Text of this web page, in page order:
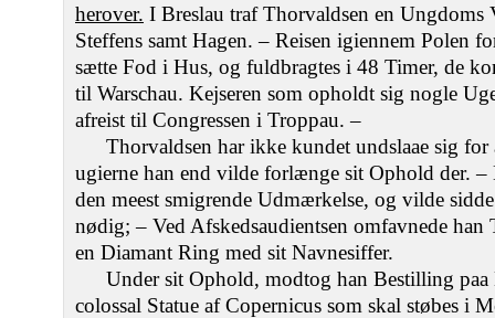
herover. I Breslau traf Thorvaldsen en Ungdoms
Steffens samt Hagen. – Reisen igiennem Polen
sætte Fod i Hus, og fuldbragtes i 48 Timer, de
til Warschau. Kejseren som opholdt sig nogle
afreist til Congressen i Troppau. –
Thorvaldsen har ikke kundet undslaae sig
ugierne han end vilde forlænge sit Ophold der. –
den meest smigrende Udmærkelse, og vilde
nødig; – Ved Afskedsaudientsen omfavnede
en Diamant Ring med sit Navnesiffer.
Under sit Ophold, modtog han Bestilling
colossal Statue af Copernicus som skal støbes i